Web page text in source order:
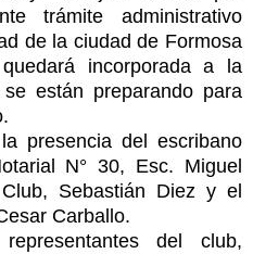
trámite administrativo
de la ciudad de Formosa
incorporada a la
están preparando para
presencia del escribano
N° 30, Esc. Miguel
Sebastián Diez y el
Carballo.
del club,